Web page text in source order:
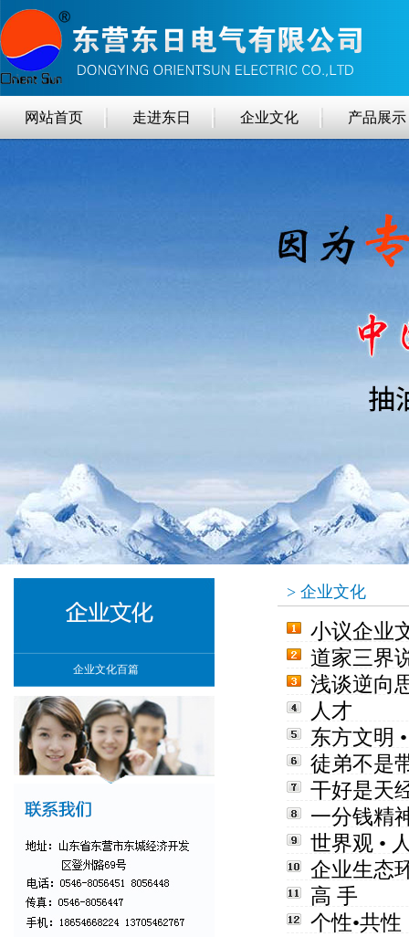
网站首页 走进东日 企业文化 产品展示
企业文化百篇
> 企业文化
小议企业
道家三界
浅谈逆向
人才
东方文明
徒弟不是
干好是天
一分钱精
世界观 •
企业生态
高 手
个性•共性